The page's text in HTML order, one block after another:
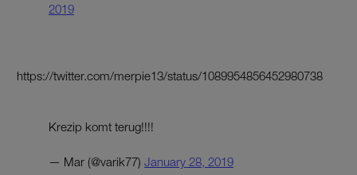
2019
https://twitter.com/merpie13/status/1089954856452980738
Krezip komt terug!!!!
— Mar (@varik77) January 28, 2019